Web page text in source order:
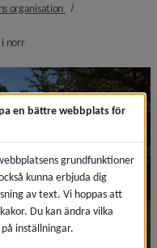
organisation nivå i
norrnivå i brödsmulenavigeringen
en bättre webbplats för
grundfunktioner
kunna erbjuda dig
av text. Vi hoppas att
Du kan ändra vilka
inställningar.